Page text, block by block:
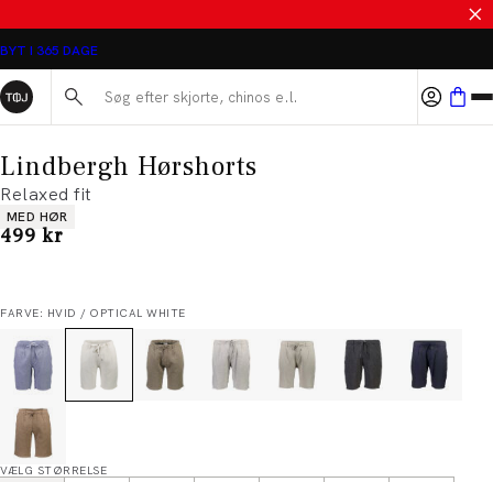
BYT I 365 DAGE
Søg her...
Lindbergh Hørshorts
Relaxed fit
Produkt egenskaber
MED HØR
I alt (inkl. rabat)
499 kr
FARVE: HVID / OPTICAL WHITE
VÆLG STØRRELSE